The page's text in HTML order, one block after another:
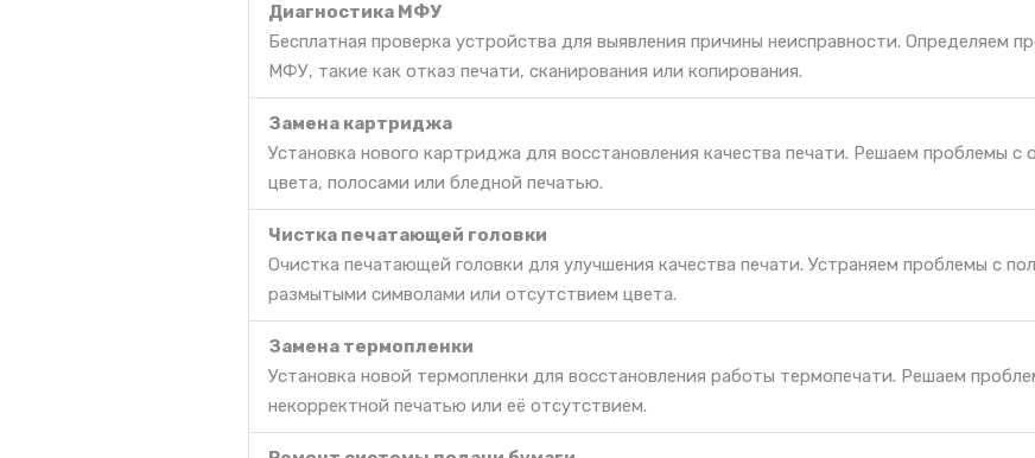
Диагностика МФУ
Бесплатная проверка устройства для выявления причины неисправности. Определяем
МФУ, такие как отказ печати, сканирования или копирования.
Замена картриджа
Установка нового картриджа для восстановления качества печати. Решаем проблемы с
цвета, полосами или бледной печатью.
Чистка печатающей головки
Очистка печатающей головки для улучшения качества печати. Устраняем проблемы с
размытыми символами или отсутствием цвета.
Замена термопленки
Установка новой термопленки для восстановления работы термопечати. Решаем
некорректной печатью или её отсутствием.